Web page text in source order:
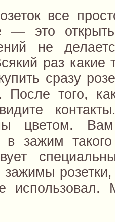
все
— это
не
раз
сразу
После того,
цветом.
в зажим
розетки,